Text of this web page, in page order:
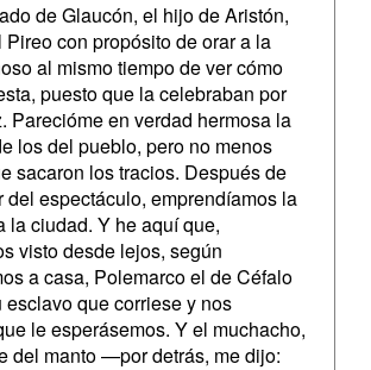
de Glaucón, el hijo de Aristón,
con propósito de orar a la
al mismo tiempo de ver cómo
puesto que la celebraban por
Parecióme en verdad hermosa la
los del pueblo, pero no menos
sacaron los tracios. Después de
del espectáculo, emprendíamos la
la ciudad. Y he aquí que,
visto desde lejos, según
a casa, Polemarco el de Céfalo
esclavo que corriese y nos
le esperásemos. Y el muchacho,
del manto —por detrás, me dijo: